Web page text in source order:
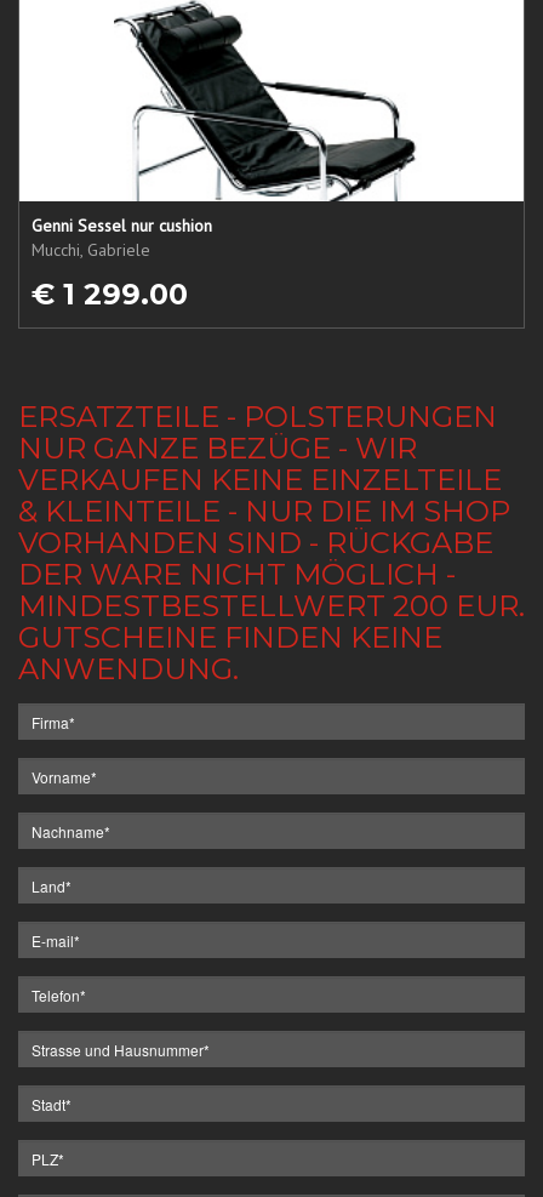
Genni Sessel nur cushion
Mucchi, Gabriele
€ 1 299.00
ERSATZTEILE - POLSTERUNGEN
NUR GANZE BEZÜGE - WIR
VERKAUFEN KEINE EINZELTEILE
& KLEINTEILE - NUR DIE IM SHOP
VORHANDEN SIND - RÜCKGABE
DER WARE NICHT MÖGLICH -
MINDESTBESTELLWERT 200 EUR.
GUTSCHEINE FINDEN KEINE
ANWENDUNG.